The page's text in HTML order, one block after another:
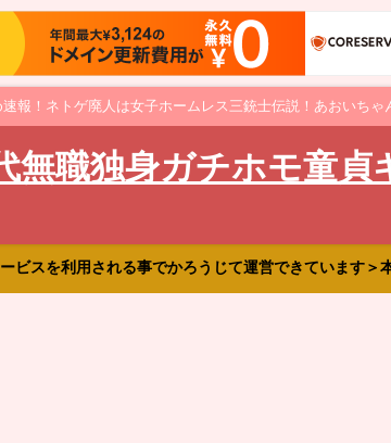
報！ネトゲ廃人は女子ホームレス三銃士伝説！あおいちゃ
無職独身ガチホモ童貞
スを利用される事でかろうじて運営できています＞